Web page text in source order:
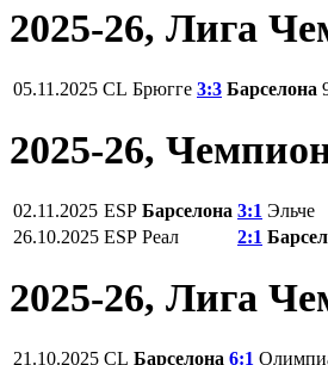
2025-26, Лига
05.11.2025 CL Брюгге 3:3 Барселона
2025-26,
02.11.2025 ESP Барселона 3:1 Эльче
26.10.2025 ESP Реал 2:1
2025-26, Лига
21.10.2025 CL Барселона 6:1